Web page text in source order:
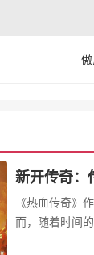
新开传奇：
《热血传奇》
而，随着时间